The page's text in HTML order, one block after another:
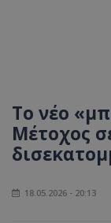
Το νέο
Μέτοχος
18.05.2026 - 20:13